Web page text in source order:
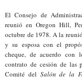
El Consejo de
reunió en Oregon Hill,
octubre de 1978. A la
y su esposa con el
cheque, de acuerdo con
contrato de cesión de las
Comité del Salón de la